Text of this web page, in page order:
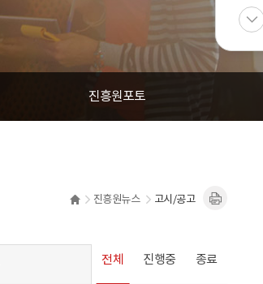
진흥원포토
진흥원뉴스 고시/공고
전체 진행중 종료